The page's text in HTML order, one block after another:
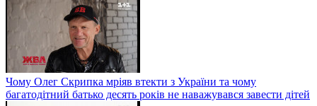
Чому Олег Скрипка мріяв втекти з України та чому
багатодітний батько десять років не наважувався завести дітей